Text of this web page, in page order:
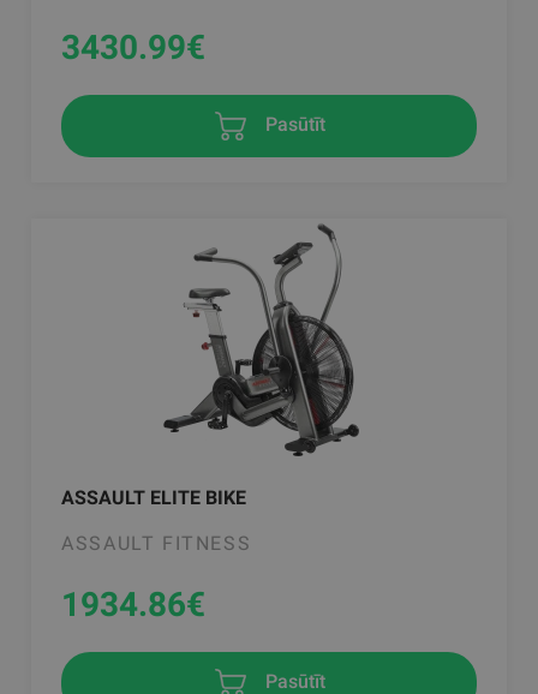
3430.99€
Pasūtīt
ASSAULT ELITE BIKE
ASSAULT FITNESS
1934.86€
Pasūtīt